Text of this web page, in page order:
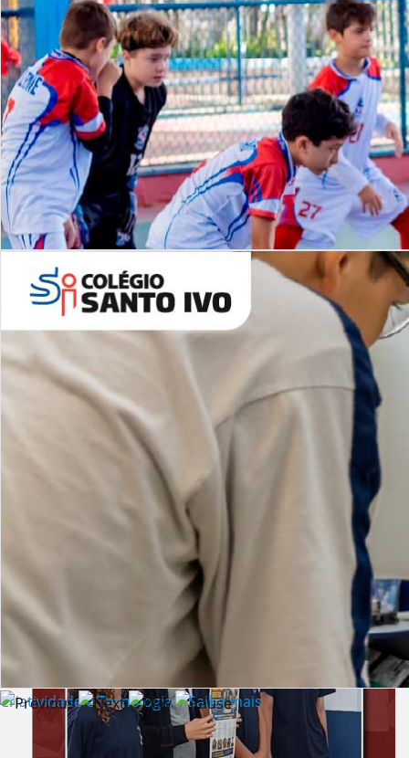
Desafios | Saiba mais
Criatividade e Tecnologia | Saiba mais
NOSSOCANAL